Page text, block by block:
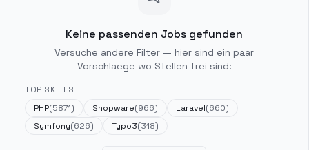
Keine passenden Jobs gefunden
Versuche andere Filter — hier sind ein paar
Vorschlaege wo Stellen frei sind:
TOP SKILLS
PHP(5871) Shopware(966) Laravel(660)
Symfony(626) Typo3(318)